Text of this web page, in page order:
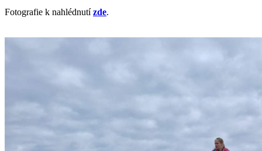
Fotografie k nahlédnutízde.